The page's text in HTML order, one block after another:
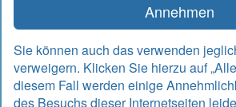
Annehmen
Sie können auch das verwenden
verweigern. Klicken Sie hierzu auf
diesem Fall werden einige
des Besuchs dieser Internetseiten
Telefon 04971 912667
Telefax
04971 925764
Email
info@rudek-
www.rudek-ferienwohnungen.de